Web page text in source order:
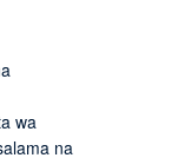
wa
na